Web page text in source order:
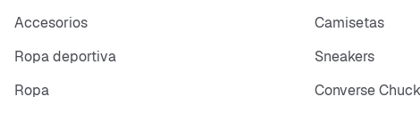
Accesorios
Camisetas
Ropa deportiva
Sneakers
Ropa
Converse